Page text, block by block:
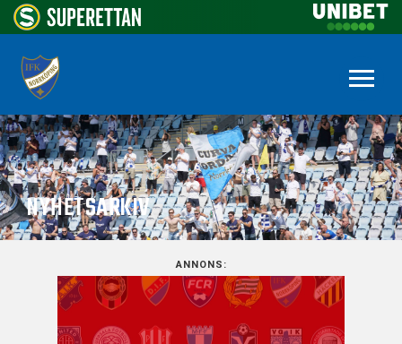
NYHETSARKIV
ANNONS: